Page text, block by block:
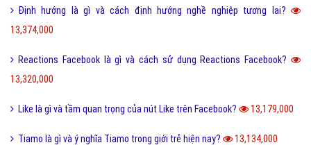
Định hướng là gì và cách định hướng nghề nghiệp tương lai?
13,374,000
Reactions Facebook là gì và cách sử dụng Reactions Facebook?
13,320,000
Like là gì và tầm quan trọng của nút Like trên Facebook? 13,179,000
Tiamo là gì và ý nghĩa Tiamo trong giới trẻ hiện nay? 13,134,000